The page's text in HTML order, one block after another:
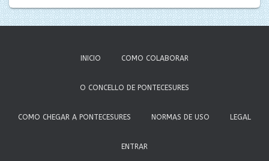
INICIO COMO COLABORAR
O CONCELLO DE PONTECESURES
COMO CHEGAR A PONTECESURES NORMAS DE USO LEGAL
ENTRAR